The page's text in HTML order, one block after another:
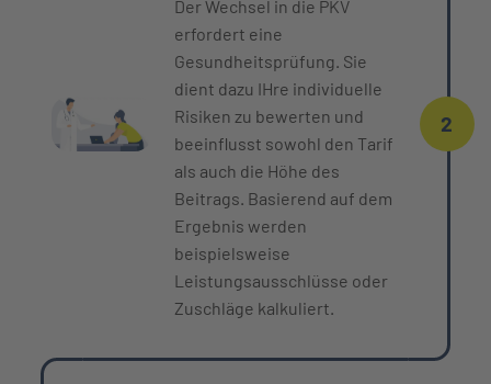
Der Wechsel in die PKV
erfordert eine
Gesundheitsprüfung. Sie
dient dazu IHre individuelle
Risiken zu bewerten und
beeinflusst sowohl den Tarif
als auch die Höhe des
Beitrags. Basierend auf dem
Ergebnis werden
beispielsweise
Leistungsausschlüsse oder
Zuschläge kalkuliert.
2